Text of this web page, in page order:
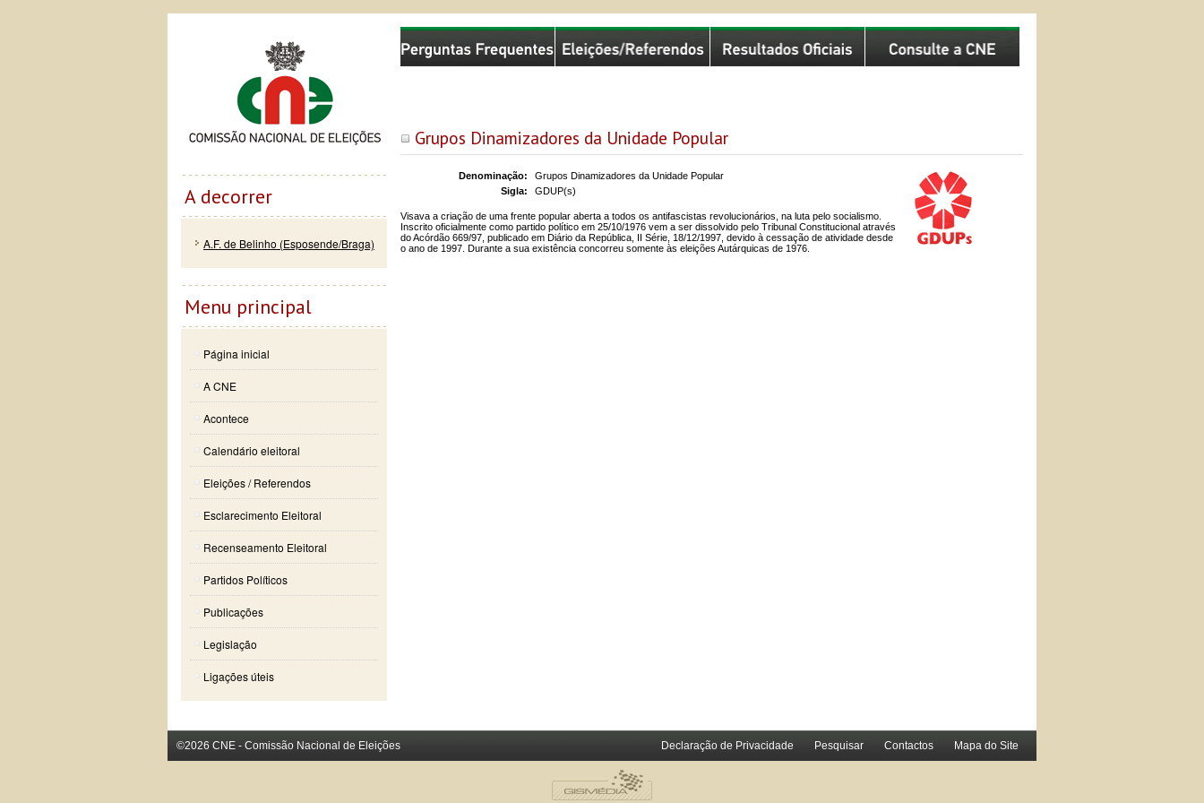
Grupos Dinamizadores da Unidade Popular
Denominação:
Grupos Dinamizadores da Unidade Popular
Sigla:
GDUP(s)
Visava a criação de uma frente popular aberta a todos os antifascistas revolucionários, na luta pelo socialismo.
Inscrito oficialmente como partido político em 25/10/1976 vem a ser dissolvido pelo Tribunal Constitucional através
do Acórdão 669/97, publicado em Diário da República, II Série, 18/12/1997, devido à cessação de atividade desde
o ano de 1997. Durante a sua existência concorreu somente às eleições Autárquicas de 1976.
Comissão Nacional de Eleições
A decorrer
A.F. de Belinho (Esposende/Braga)
Menu principal
Página inicial
A CNE
Acontece
Calendário eleitoral
Eleições / Referendos
Esclarecimento Eleitoral
Recenseamento Eleitoral
Partidos Políticos
Publicações
Legislação
Ligações úteis
©2026 CNE - Comissão Nacional de Eleições Declaração de Privacidade Pesquisar Contactos Mapa do Site